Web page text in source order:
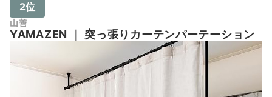
2位
山善
YAMAZEN 突っ張りカーテンパーテーション